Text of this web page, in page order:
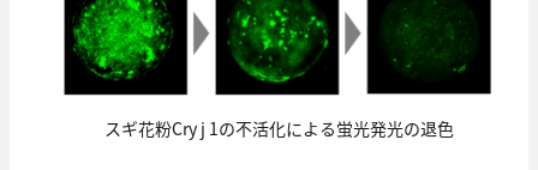
スギ花粉Cry j 1の不活化による蛍光発光の退色